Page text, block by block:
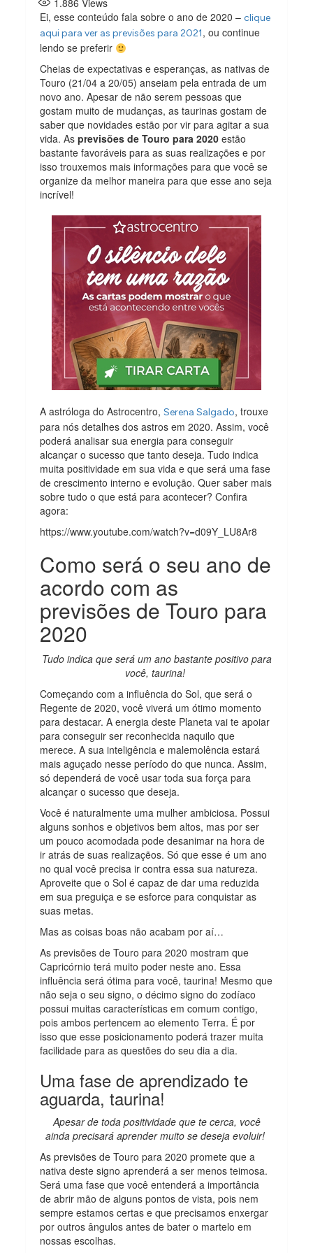
1.886 Views
Ei, esse conteúdo fala sobre o ano de 2020 –clique
aqui para ver as previsões para 2021, ou continue
lendo se preferir
Cheias de expectativas e esperanças, as nativas de
Touro (21/04 a 20/05) anseiam pela entrada de um
novo ano. Apesar de não serem pessoas que
gostam muito de mudanças, as taurinas gostam de
saber que novidades estão por vir para agitar a sua
vida. Asprevisões de Touro para 2020 estão
bastante favoráveis para as suas realizações e por
isso trouxemos mais informações para que você se
organize da melhor maneira para que esse ano seja
incrível!
A astróloga do Astrocentro,Serena Salgado, trouxe
para nós detalhes dos astros em 2020. Assim, você
poderá analisar sua energia para conseguir
alcançar o sucesso que tanto deseja. Tudo indica
muita positividade em sua vida e que será uma fase
de crescimento interno e evolução. Quer saber mais
sobre tudo o que está para acontecer? Confira
agora:
https://www.youtube.com/watch?v=d09Y_LU8Ar8
Como será o seu ano de
acordo com as
previsões de Touro para
2020
Tudo indica que será um ano bastante positivo para
você, taurina!
Começando com a influência do Sol, que será o
Regente de 2020, você viverá um ótimo momento
para destacar. A energia deste Planeta vai te apoiar
para conseguir ser reconhecida naquilo que
merece. A sua inteligência e malemolência estará
mais aguçado nesse período do que nunca. Assim,
só dependerá de você usar toda sua força para
alcançar o sucesso que deseja.
Você é naturalmente uma mulher ambiciosa. Possui
alguns sonhos e objetivos bem altos, mas por ser
um pouco acomodada pode desanimar na hora de
ir atrás de suas realizaçẽos. Só que esse é um ano
no qual você precisa ir contra essa sua natureza.
Aproveite que o Sol é capaz de dar uma reduzida
em sua preguiça e se esforce para conquistar as
suas metas.
Mas as coisas boas não acabam por aí…
As previsões de Touro para 2020 mostram que
Capricórnio terá muito poder neste ano. Essa
influência será ótima para você, taurina! Mesmo que
não seja o seu signo, o décimo signo do zodíaco
possui muitas características em comum contigo,
pois ambos pertencem ao elemento Terra. É por
isso que esse posicionamento poderá trazer muita
facilidade para as questões do seu dia a dia.
Uma fase de aprendizado te
aguarda, taurina!
Apesar de toda positividade que te cerca, você
ainda precisará aprender muito se deseja evoluir!
As previsões de Touro para 2020 promete que a
nativa deste signo aprenderá a ser menos teimosa.
Será uma fase que você entenderá a importância
de abrir mão de alguns pontos de vista, pois nem
sempre estamos certas e que precisamos enxergar
por outros ângulos antes de bater o martelo em
nossas escolhas.